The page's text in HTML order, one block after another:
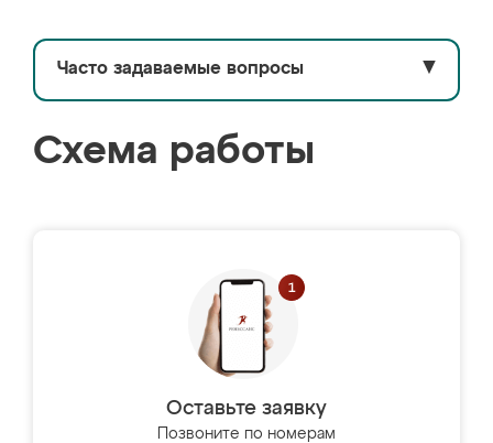
Часто задаваемые вопросы ▼
Схема работы
Оставьте заявку
Позвоните по номерам